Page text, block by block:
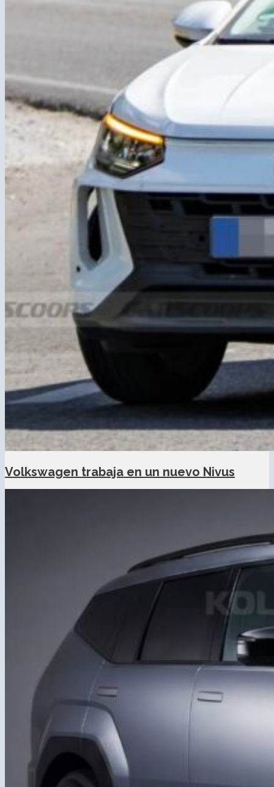
Volkswagen trabaja en un nuevo Nivus